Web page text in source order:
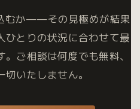
むか——その見極めが結果
ひとりの状況に合わせて最
ご相談は何度でも無料、
いたしません。